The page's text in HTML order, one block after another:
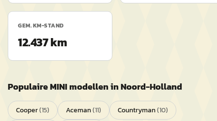
GEM. KM-STAND
12.437 km
PopulaireMINImodellen inNoord-Holland
Cooper(15) Aceman(11) Countryman(10)